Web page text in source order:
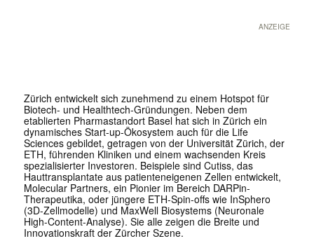
ANZEIGE
Zürich entwickelt sich zunehmend zu einem Hotspot für
Biotech- und Healthtech-Gründungen. Neben dem
etablierten Pharmastandort Basel hat sich in Zürich ein
dynamisches Start-up-Ökosystem auch für die Life
Sciences gebildet, getragen von der Universität Zürich, der
ETH, führenden Kliniken und einem wachsenden Kreis
spezialisierter Investoren. Beispiele sind Cutiss, das
Hauttransplantate aus patienteneigenen Zellen entwickelt,
Molecular Partners, ein Pionier im Bereich DARPin-
Therapeutika, oder jüngere ETH-Spin-offs wie InSphero
(3D-Zellmodelle) und MaxWell Biosystems (Neuronale
High-Content-Analyse). Sie alle zeigen die Breite und
Innovationskraft der Zürcher Szene.